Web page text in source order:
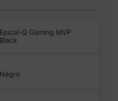
Epical-Q Gaming MVP
Black
Negro